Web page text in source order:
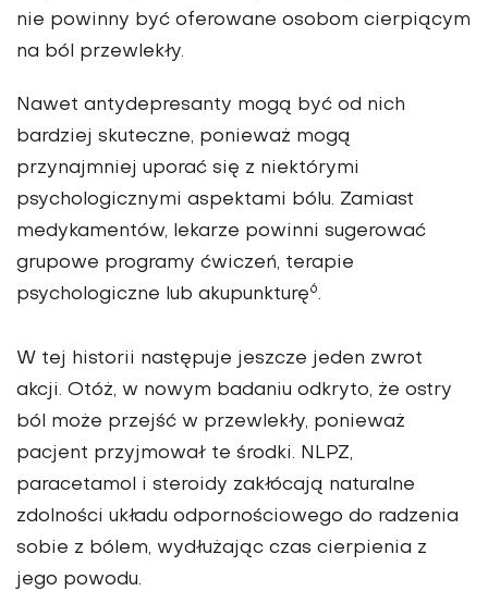
nie powinny być oferowane osobom cierpiącym
na ból przewlekły.
Nawet antydepresanty mogą być od nich
bardziej skuteczne, ponieważ mogą
przynajmniej uporać się z niektórymi
psychologicznymi aspektami bólu. Zamiast
medykamentów, lekarze powinni sugerować
grupowe programy ćwiczeń, terapie
psychologiczne lub akupunkturę6.
W tej historii następuje jeszcze jeden zwrot
akcji. Otóż, w nowym badaniu odkryto, że ostry
ból może przejść w przewlekły, ponieważ
pacjent przyjmował te środki. NLPZ,
paracetamol i steroidy zakłócają naturalne
zdolności układu odpornościowego do radzenia
sobie z bólem, wydłużając czas cierpienia z
jego powodu.